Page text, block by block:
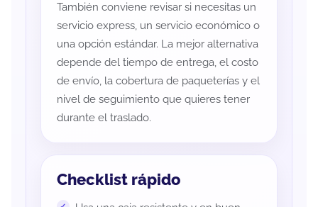
También conviene revisar si necesitas un
servicio express, un servicio económico o
una opción estándar. La mejor alternativa
depende del tiempo de entrega, el costo
de envío, la cobertura de paqueterías y el
nivel de seguimiento que quieres tener
durante el traslado.
Checklist rápido